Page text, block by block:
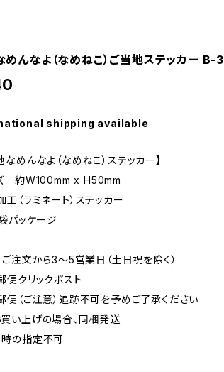
めんなよ（なめねこ）ご当地ステッカー B-3
shipping available
なめんなよ（なめねこ）ステッカー】
ズ 約W100mm x H50mm
工（ラミネート）ステッカー
パッケージ
ご注文から3〜5営業日（土日祝を除く）
便クリックポスト
便（ご注意）追跡不可を予めご了承ください
い上げの場合、同梱発送
の指定不可